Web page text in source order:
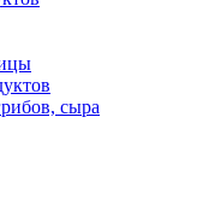
сыра